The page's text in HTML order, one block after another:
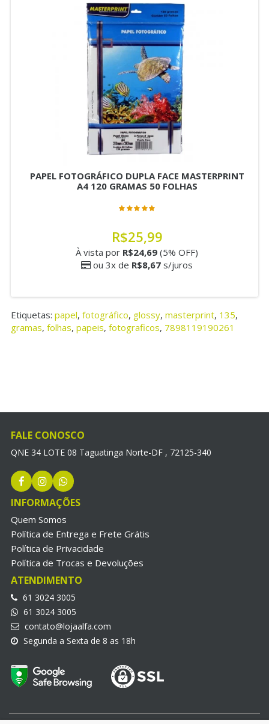
PAPEL FOTOGRÁFICO DUPLA FACE MASTERPRINT
A4 120 GRAMAS 50 FOLHAS
R$25,99
À vista por R$24,69 (5% OFF)
ou 3x de R$8,67 s/juros
Etiquetas: papel, fotográfico, glossy, masterprint, 135,
gramas, folhas, papeis, fotograficos, 7898119190261
FALE CONOSCO
QNE 34 LOTE 08 Taguatinga Norte-DF , 72125-340
INFORMAÇÕES
Quem Somos
Política de Entrega e Frete Grátis
Política de Privacidade
Política de Trocas e Devoluções
ATENDIMENTO
61 3024 3005
61 3024 3005
contato@lojaalfa.com
Segunda a Sexta de 8 as 18h